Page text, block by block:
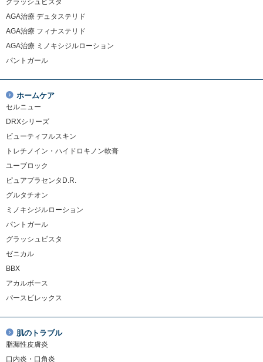
グラッシュビスタ
AGA治療 デュタステリド
AGA治療 フィナステリド
AGA治療 ミノキシジルローション
パントガール
ホームケア
セルニュー
DRXシリーズ
ビューティフルスキン
トレチノイン・ハイドロキノン軟膏
ユーブロック
ピュアプラセンタD.R.
グルタチオン
ミノキシジルローション
パントガール
グラッシュビスタ
ゼニカル
BBX
アカルボース
パースピレックス
肌のトラブル
脂漏性皮膚炎
口内炎・口角炎